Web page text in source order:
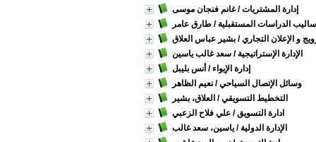
إدارة المشتريات/ غانم فنجان موسى
الدراسات المستقبلية / طارق عامر
و الإعلان التجاري/ بشير عباس العلاق
الإدارة الإستراتيجية / سعد غالب ياسين
إدارة الإيواء / أنس بليبل
وسائل الإتصال السياحي/ نعيم الظاهر
التخطيط التسويقي/ العلاق، بشير
ادارة التسويق/ علي فلاح الزعبي
الإدارة الدولية / ياسين، سعد غالب